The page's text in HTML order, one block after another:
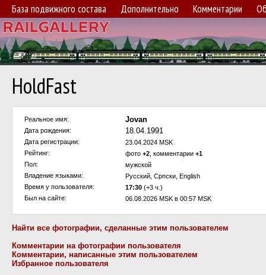
База подвижного состава Дополнительно Комментарии
HoldFast
Реальное имя: Jovan
Дата рождения: 18.04.1991
Дата регистрации:
23.04.2024 MSK
Рейтинг:
фото +2 , комментарии +1
Пол:
мужской
Владение языками:
Русский, Српски, English
Время у пользователя:
17:30 (+3 ч.)
Был на сайте:
06.08.2026 MSK в 00:57 MSK
Найти все фотографии, сделанные этим пользователем
Комментарии на фотографии пользователя
Комментарии, написанные этим пользователем
Избранное пользователя